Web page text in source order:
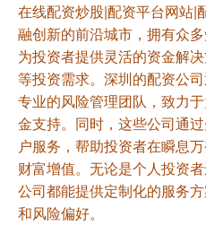
在线配资炒股|配资平台网站|
融创新的前沿城市，拥有众
为投资者提供灵活的资金解
等投资需求。深圳的配资公
专业的风险管理团队，致力
金支持。同时，这些公司通
户服务，帮助投资者在瞬息
财富增值。无论是个人投资
公司都能提供定制化的服务
和风险偏好。